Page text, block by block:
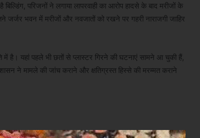
परिजनों ने लगाया लापरवाही का आरोप हादसे के बाद मरीजों के
जर्जर भवन में मरीजों और नवजातों को रखने पर गहरी नाराजगी जाहिर
में है। यहां पहले भी छतों से प्लास्टर गिरने की घटनाएं सामने आ चुकी हैं,
ने मामले की जांच कराने और क्षतिग्रस्त हिस्से की मरम्मत कराने